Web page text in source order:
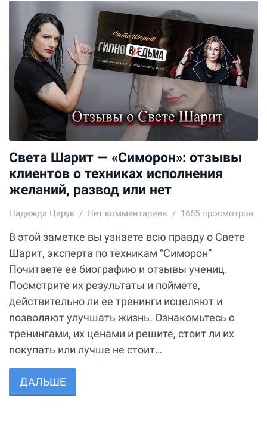
Света Шарит — «Симорон»: отзывы
клиентов о техниках исполнения
желаний, развод или нет
Надежда Царук Нет комментариев 1665 просмотров
В этой заметке вы узнаете всю правду о Свете
Шарит, эксперта по техникам “Симорон”
Почитаете ее биографию и отзывы учениц.
Посмотрите их результаты и поймете,
действительно ли ее тренинги исцеляют и
позволяют улучшать жизнь. Ознакомьтесь с
тренингами, их ценами и решите, стоит ли их
покупать или лучше не стоит…
ДАЛЬШЕ